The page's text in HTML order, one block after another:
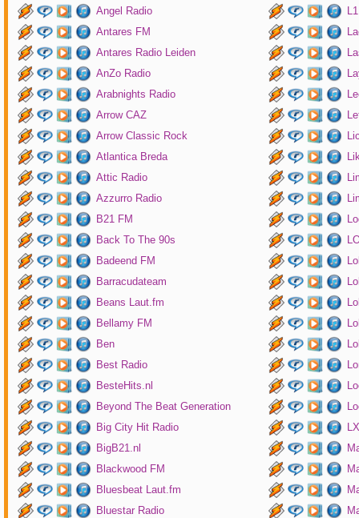
Angel Radio
Antares FM
Antares Radio Leiden
AnZo Radio
Arabnights Radio
Arrow CAZ
Arrow Classic Rock
Atlantica Breda
Attic Radio
Azzurro Radio
B21 FM
Back To The 90s
Badeend FM
Barracudateam
Beans Laut.fm
Bellamy FM
Ben
Best Radio
BesteHits.nl
Beyond The Beat Generation
Big City Hit Radio
BigB21.nl
Blackwood FM
Bluesbeat Laut.fm
Bluestar Radio